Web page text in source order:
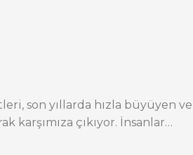
son yıllarda hızla büyüyen ve
karşımıza çıkıyor. İnsanlar…